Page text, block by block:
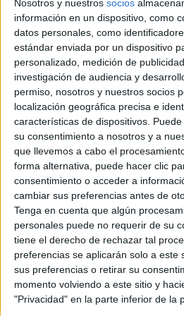
Nosotros y nuestros socios
información en un dispositivo, como
datos personales, como
estándar enviada por un dispositivo
personalizado, medición de
investigación de audiencia y
permiso, nosotros y nuestros socios
localización geográfica precisa e
características de dispositivos.
su consentimiento a nosotros y a
que llevemos a cabo el
forma alternativa, puede hacer clic
consentimiento o acceder a
cambiar sus preferencias antes de
Tenga en cuenta que algún
personales puede no requerir de su
tiene el derecho de rechazar tal
preferencias se aplicarán solo a este
sus preferencias o retirar su
momento volviendo a este sitio y
"Privacidad" en la parte inferior de la
en el caso de no pasar las pruebas
hay d acerla en la autonoma u en
septiembre? ke ventajas tiene acerla
prestigio? con el plan de bolonia
algo concreto o solo tienes el titulo de
este año lo cambian para el
dar clase en un gimnasio o ser
salidas tiene ademas d profesor d ef
grado?En inef tb hay practicas en las
mas practico, a dmas d teorico?
gracias!
Blog de Pokala
Quiénes somos|